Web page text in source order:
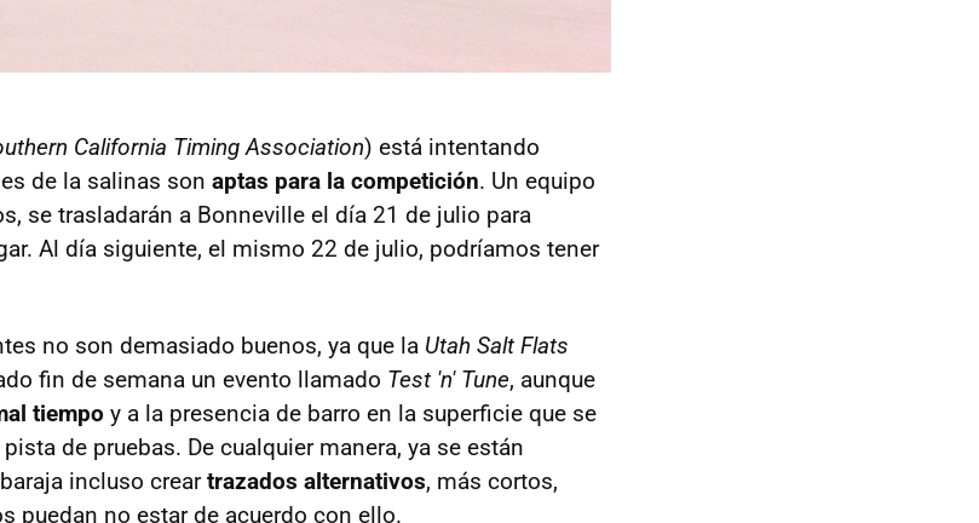
California Timing Association) está intentando
de la salinas son aptas para la competición. Un equipo
se trasladarán a Bonneville el día 21 de julio para
Al día siguiente, el mismo 22 de julio, podríamos tener
no son demasiado buenos, ya que la Utah Salt Flats
fin de semana un evento llamado Test 'n' Tune, aunque
tiempo y a la presencia de barro en la superficie que se
de pruebas. De cualquier manera, ya se están
incluso creartrazados alternativos, más cortos,
puedan no estar de acuerdo con ello.